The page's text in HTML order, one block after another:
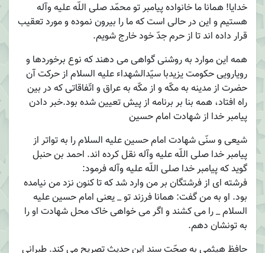
خدایا! همانا ما خانواده پیامبر تو محمّد صلی اللّه علیه وآله
هستیم و این در حالی است که ما را بیرون نموده و مورد تعقیب
قرار داده اند تا از حرم جدّ خود خارج شویم.
همه این موارد به روشنی گواهی می دهند که نوع برخوردها و
رویارویی حکومت یزیدبا سیّدالشهداء علیه السلام از حرکت آن
حضرت از مدینه به مکّه و از مکّه به عراق و اتّفاقاتی که در بین
راه افتاد، همه بنا بر برنامه از پیش تعیین شده بود.خبر دادن
پیامبر خدا از شهادت امام حسین
شیعی و سنّی شهادت امام حسین علیه السلام را به تواتر از
پیامبر خدا صلی اللّه علیه وآله نقل کرده اند. احمد بن حنبل
گوید که پیامبر خدا صلی اللّه علیه وآله فرمود:
فرشته ای از فرشتگان بر من وارد شد که تا کنون نزد من نیامده
بود. او به من گفت: همانا فرزند تو _ یعنی امام حسین علیه
السلام _ را می کشند و اگر می خواهی خاک محل شهادت او را
به تونشان دهم.
حافظ هیثمی به صحّت سند این حدیث تصریح می کند. طبرانی